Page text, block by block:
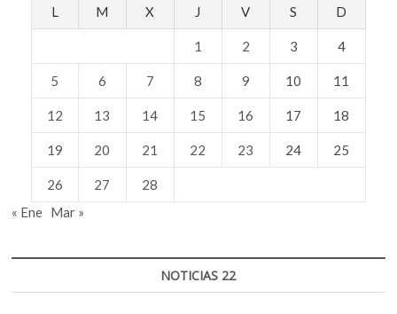
L M X J V S D
1 2 3 4
5 6 7 8 9 10 11
12 13 14 15 16 17 18
19 20 21 22 23 24 25
26 27
28
« Ene Mar »
NOTICIAS 22